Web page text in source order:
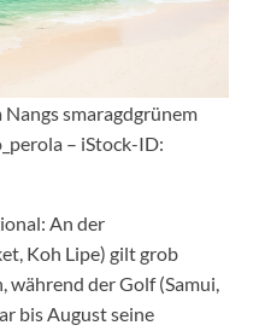
smaragdgrünem
– iStock-ID:
An der
Koh Lipe) gilt grob
während der Golf (Samui,
bis August seine